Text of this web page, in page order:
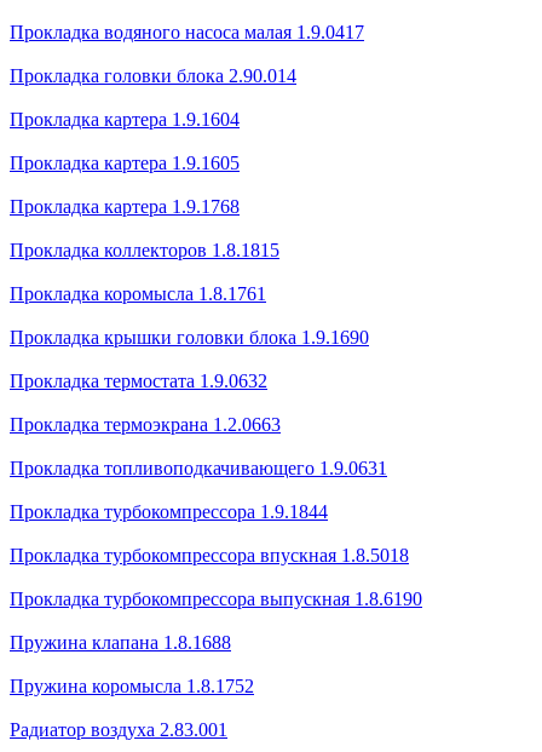
Прокладка водяного насоса малая 1.9.0417
Прокладка головки блока 2.90.014
Прокладка картера 1.9.1604
Прокладка картера 1.9.1605
Прокладка картера 1.9.1768
Прокладка коллекторов 1.8.1815
Прокладка коромысла 1.8.1761
Прокладка крышки головки блока 1.9.1690
Прокладка термостата 1.9.0632
Прокладка термоэкрана 1.2.0663
Прокладка топливоподкачивающего 1.9.0631
Прокладка турбокомпрессора 1.9.1844
Прокладка турбокомпрессора впускная 1.8.5018
Прокладка турбокомпрессора выпускная 1.8.6190
Пружина клапана 1.8.1688
Пружина коромысла 1.8.1752
Радиатор воздуха 2.83.001